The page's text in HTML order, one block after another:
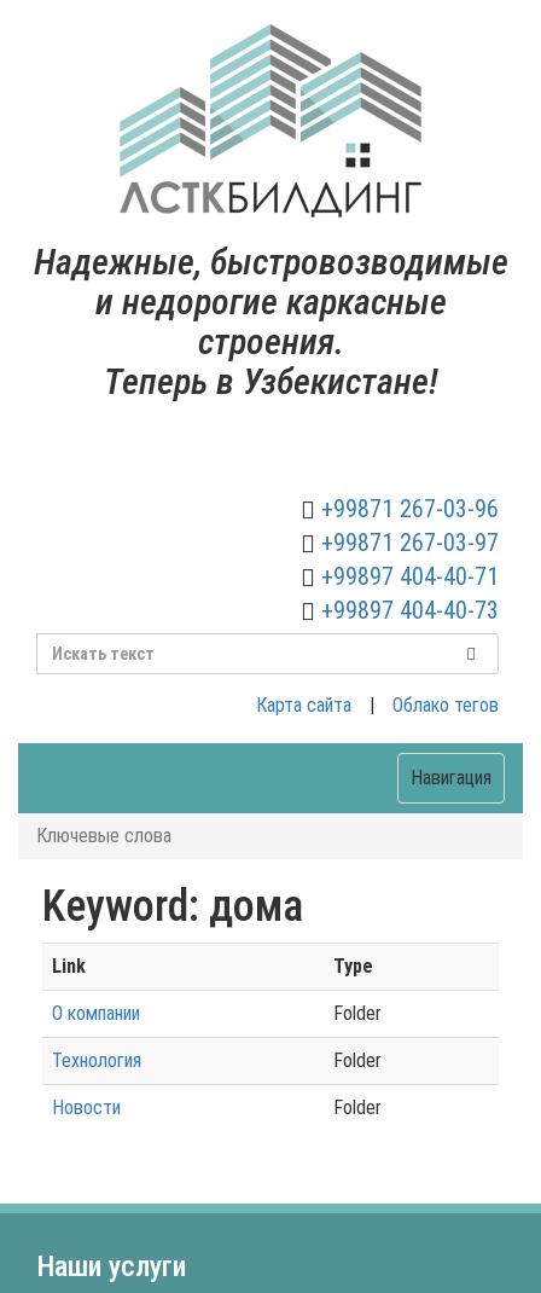
Надежные, быстровозводимые
и недорогие каркасные
строения.
Теперь в Узбекистане!
+99871 267-03-96
+99871 267-03-97
+99897 404-40-71
+99897 404-40-73
Облако тегов
|
Карта сайта
Навигация
Ключевые слова
Keyword: дома
Link Type
О компании Folder
Технология Folder
Новости Folder
Наши услуги